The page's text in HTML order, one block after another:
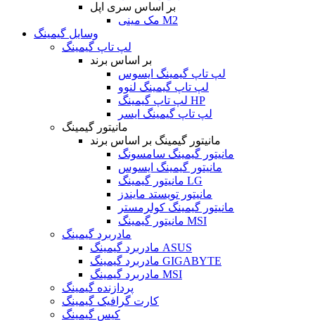
بر اساس سری اپل
مک مینی M2
وسایل گیمینگ
لپ تاپ گیمینگ
بر اساس برند
لپ تاپ گیمینگ ایسوس
لپ تاپ گیمینگ لنوو
لپ تاپ گیمینگ HP
لپ تاپ گیمینگ ایسر
مانیتور گیمینگ
مانیتور گیمینگ بر اساس برند
مانیتور گیمینگ سامسونگ
مانیتور گیمینگ ایسوس
مانیتور گیمینگ LG
مانیتور تویستد مایندز
مانیتور گیمینگ کولرمستر
مانیتور گیمینگ MSI
مادربرد گیمینگ
مادربرد گیمینگ ASUS
مادربرد گیمینگ GIGABYTE
مادربرد گیمینگ MSI
پردازنده گیمینگ
کارت گرافیک گیمینگ
کیس گیمینگ